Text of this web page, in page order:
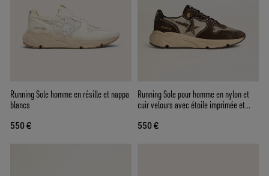
Running Sole homme en résille et nappa
blancs
550 €
Running Sole pour homme en nylon et
cuir velours avec étoile imprimée et
550 €